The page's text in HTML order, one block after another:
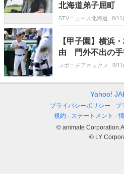
北海道弟子屈町
STVニュース北海道 8/
【甲子園】横浜
由 門外不出の手
スポニチアネックス 8/
Yahoo!
プライバシーポリシー
プ
規約
ステートメント
© animate
© LY